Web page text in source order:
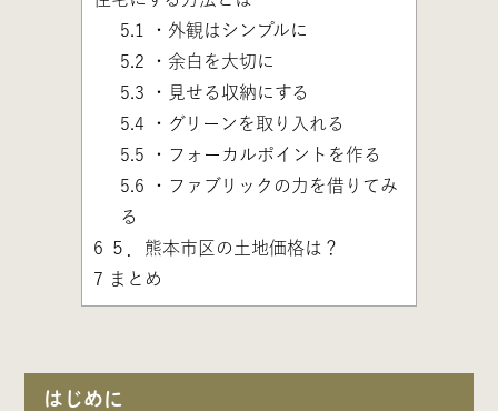
5.1
・外観はシンプルに
5.2 ・余白を大切に
5.3 ・見せる収納にする
5.4 ・グリーンを取り入れる
5.5 ・フォーカルポイントを作る
5.6 ・ファブリックの力を借りてみ
る
6 ５．熊本市区の土地価格は？
7 まとめ
はじめに